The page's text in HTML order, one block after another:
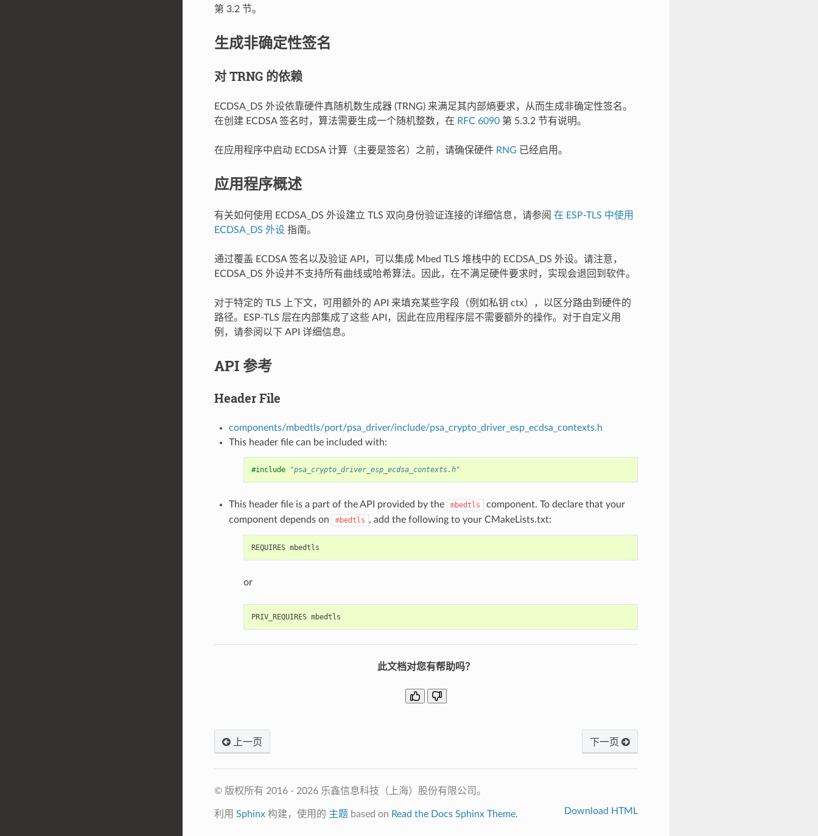
第 3.2 节。
生成非确定性签名
对 TRNG 的依赖
ECDSA_DS 外设依靠硬件真随机数生成器 (TRNG) 来满足其内部熵要求，从而生成非确定性签名。
在创建 ECDSA 签名时，算法需要生成一个随机整数，在 RFC 6090第 5.3.2 节有说明。
在应用程序中启动 ECDSA 计算（主要是签名）之前，请确保硬件 RNG 已经启用。
应用程序概述
有关如何使用 ECDSA_DS 外设建立 TLS 双向身份验证连接的详细信息，请参阅 在 ESP-TLS 中使用
ECDSA_DS 外设指南。
通过覆盖 ECDSA 签名以及验证 API，可以集成 Mbed TLS 堆栈中的 ECDSA_DS 外设。请注意，
ECDSA_DS 外设并不支持所有曲线或哈希算法。因此，在不满足硬件要求时，实现会退回到软件。
对于特定的 TLS 上下文，可用额外的 API 来填充某些字段（例如私钥 ctx），以区分路由到硬件的
路径。ESP-TLS 层在内部集成了这些 API，因此在应用程序层不需要额外的操作。对于自定义用
例，请参阅以下 API 详细信息。
API 参考
Header File
components/mbedtls/port/psa_driver/include/psa_crypto_driver_esp_ecdsa_contexts.h
This header file can be included with:
#include "psa_crypto_driver_esp_ecdsa_contexts.h"
This header file is a part of the API provided by the mbedtls
component. To declare that your
component depends on
mbedtls , add the following to your CMakeLists.txt:
or
此文档对您有帮助吗？
上一页 下一页
© 版权所有 2016 - 2026 乐鑫信息科技（上海）股份有限公司。
利用 Sphinx构建，使用的 主题 based on Read the Docs Sphinx Theme. Download HTML